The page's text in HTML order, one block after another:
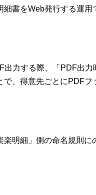
書をWeb発行する運用
出力する際、「PDF出
で、得意先ごとにPDFフ
楽明細」側の命名規則に